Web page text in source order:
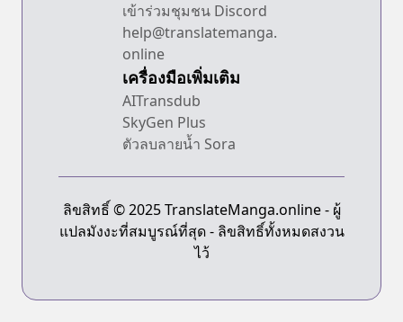
เข้าร่วมชุมชน Discord
help@translatemanga.
online
เครื่องมือเพิ่มเติม
AITransdub
SkyGen Plus
ตัวลบลายน้ำ Sora
ลิขสิทธิ์ © 2025 TranslateManga.online - ผู้
แปลมังงะที่สมบูรณ์ที่สุด - ลิขสิทธิ์ทั้งหมดสงวน
ไว้